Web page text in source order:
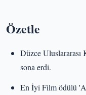
Özetle
Düzce
sona erdi.
En İyi Film ödülü